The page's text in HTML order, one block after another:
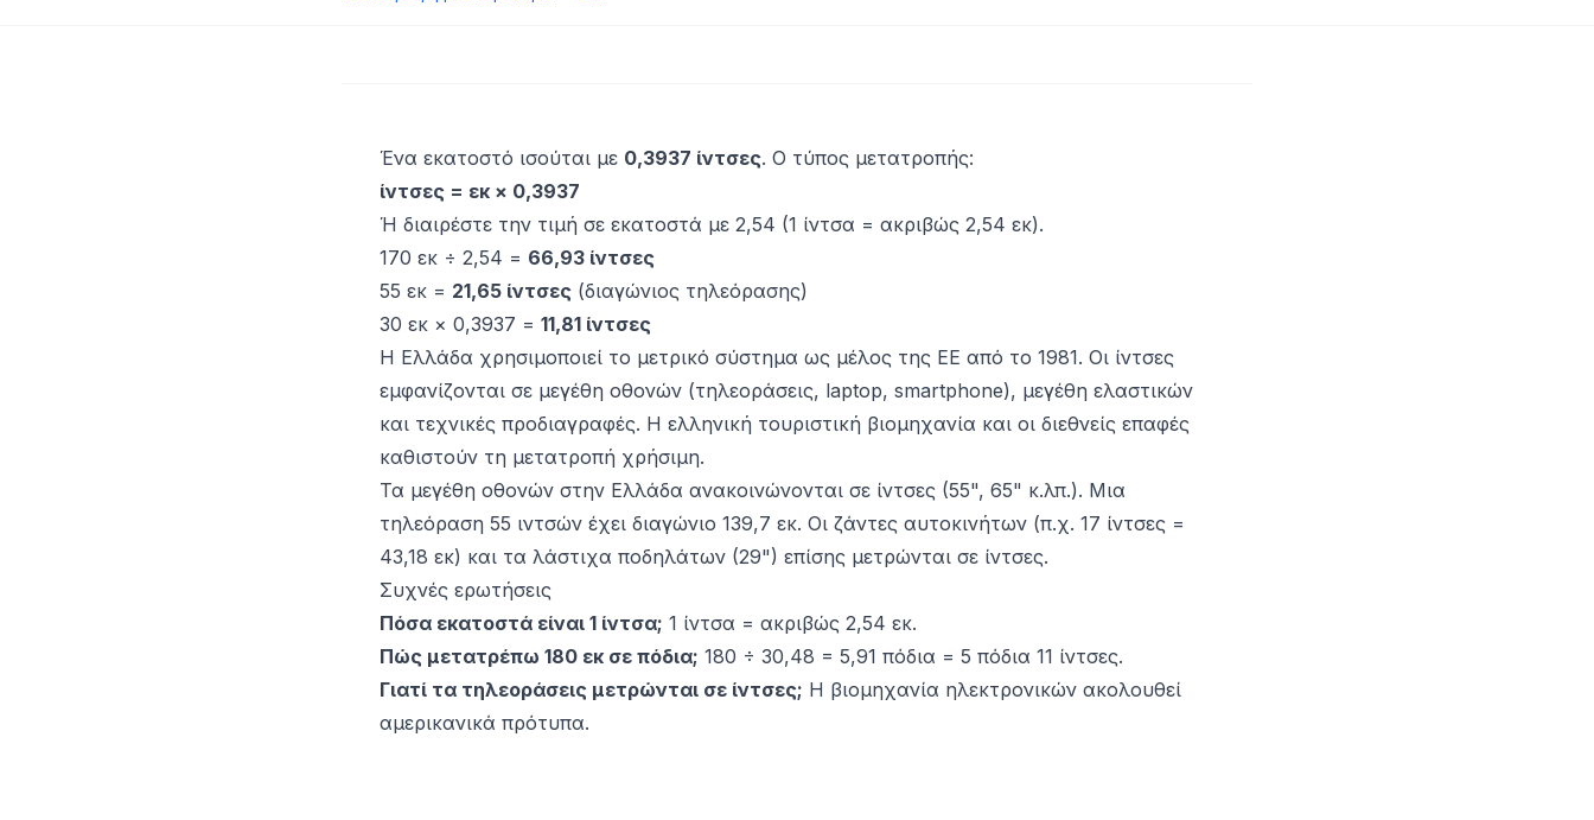
Ένα εκατοστό ισούται με 0,3937 ίντσες. Ο τύπος μετατροπής:
ίντσες = εκ × 0,3937
Ή διαιρέστε την τιμή σε εκατοστά με 2,54 (1 ίντσα = ακριβώς 2,54 εκ).
170 εκ ÷ 2,54 = 66,93 ίντσες
55 εκ = 21,65 ίντσες (διαγώνιος τηλεόρασης)
30 εκ × 0,3937 = 11,81 ίντσες
Η Ελλάδα χρησιμοποιεί το μετρικό σύστημα ως μέλος της ΕΕ από το 1981. Οι ίντσες
εμφανίζονται σε μεγέθη οθονών (τηλεοράσεις, laptop, smartphone), μεγέθη ελαστικών
και τεχνικές προδιαγραφές. Η ελληνική τουριστική βιομηχανία και οι διεθνείς επαφές
καθιστούν τη μετατροπή χρήσιμη.
Τα μεγέθη οθονών στην Ελλάδα ανακοινώνονται σε ίντσες (55", 65" κ.λπ.). Μια
τηλεόραση 55 ιντσών έχει διαγώνιο 139,7 εκ. Οι ζάντες αυτοκινήτων (π.χ. 17 ίντσες =
43,18 εκ) και τα λάστιχα ποδηλάτων (29") επίσης μετρώνται σε ίντσες.
Συχνές ερωτήσεις
Πόσα εκατοστά είναι 1 ίντσα; 1 ίντσα = ακριβώς 2,54 εκ.
Πώς μετατρέπω 180 εκ σε πόδια; 180 ÷ 30,48 = 5,91 πόδια = 5 πόδια 11 ίντσες.
Γιατί τα τηλεοράσεις μετρώνται σε ίντσες; Η βιομηχανία ηλεκτρονικών ακολουθεί
αμερικανικά πρότυπα.